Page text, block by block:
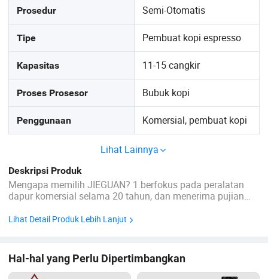
Prosedur Semi-Otomatis
Tipe Pembuat kopi espresso
Kapasitas 11-15 cangkir
Proses Prosesor Bubuk kopi
Penggunaan Komersial, pembuat kopi
Lihat Lainnya
Deskripsi Produk
Mengapa memilih JIEGUAN? 1.berfokus pada peralatan
dapur komersial selama 20 tahun, dan menerima pujian
memiliki sertifikasi CE, CSA dan Intertek serta pengalaman
Lihat Detail Produk Lebih Lanjut
Hal-hal yang Perlu Dipertimbangkan